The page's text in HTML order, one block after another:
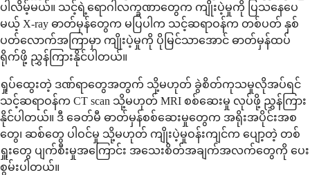
ပါလိမ့်မယ်။ သင့်ရဲ့ရောဂါလက္ခဏာတွေက ကျိုးပဲ့မှုကို ပြသနေပေ
မယ့် X-ray ဓာတ်မှန်တွေက မပြပါက သင့်ဆရာဝန်က တစ်ပတ် နှစ်
ပတ်လောက်အကြာမှာ ကျိုးပဲ့မှုကို ပိုမြင်သာအောင် ဓာတ်မှန်ထပ်
ရိုက်ဖို့ ညွှန်ကြားနိုင်ပါတယ်။
ရှုပ်ထွေးတဲ့ ဒဏ်ရာတွေအတွက် သို့မဟုတ် ခွဲစိတ်ကုသမှုလိုအပ်ရင်
သင့်ဆရာဝန်က CT scan သို့မဟုတ် MRI စစ်ဆေးမှု လုပ်ဖို့ ညွှန်ကြား
နိုင်ပါတယ်။ ဒီ ခေတ်မီ ဓာတ်မှန်စစ်ဆေးမှုတွေက အရိုးအပိုင်းအစ
တွေ၊ ဆစ်တွေ ပါဝင်မှု သို့မဟုတ် ကျိုးပဲ့မှုဝန်းကျင်က ပျော့တဲ့ တစ်
ရှူးတွေ ပျက်စီးမှုအကြောင်း အသေးစိတ်အချက်အလက်တွေကို ပေး
စွမ်းပါတယ်။